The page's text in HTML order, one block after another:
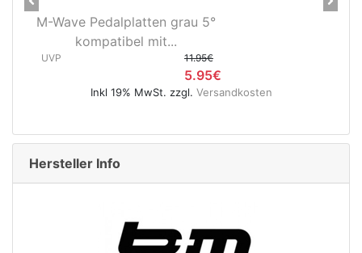
Novatec X-Light Disc
Hinterradnabe Boost CL
(12x148...
49.95€
Previous Next
Hersteller Info